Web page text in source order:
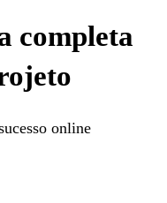
completa
online